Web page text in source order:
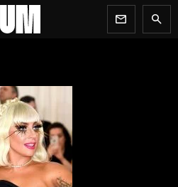
newsletter search